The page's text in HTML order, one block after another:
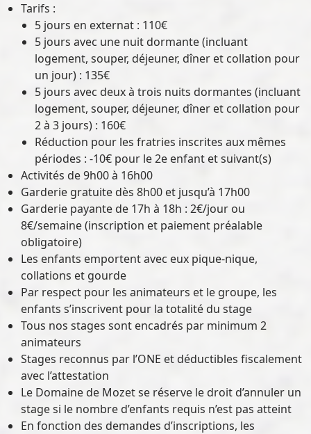
Tarifs :
5 jours en externat : 110€
5 jours avec une nuit dormante (incluant
logement, souper, déjeuner, dîner et collation pour
un jour) : 135€
5 jours avec deux à trois nuits dormantes (incluant
logement, souper, déjeuner, dîner et collation pour
2 à 3 jours) : 160€
Réduction pour les fratries inscrites aux mêmes
périodes : -10€ pour le 2e enfant et suivant(s)
Activités de 9h00 à 16h00
Garderie gratuite dès 8h00 et jusqu’à 17h00
Garderie payante de 17h à 18h : 2€/jour ou
8€/semaine (inscription et paiement préalable
obligatoire)
Les enfants emportent avec eux pique-nique,
collations et gourde
Par respect pour les animateurs et le groupe, les
enfants s’inscrivent pour la totalité du stage
Tous nos stages sont encadrés par minimum 2
animateurs
Stages reconnus par l’ONE et déductibles fiscalement
avec l’attestation
Le Domaine de Mozet se réserve le droit d’annuler un
stage si le nombre d’enfants requis n’est pas atteint
En fonction des demandes d’inscriptions, les